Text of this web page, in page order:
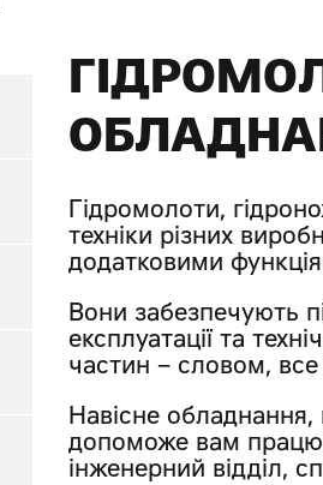
Гідромолоти,
техніки різних
додатковими
Вони забезпечують
експлуатації та
частин – словом,
Навісне
допоможе вам
інженерний відділ,